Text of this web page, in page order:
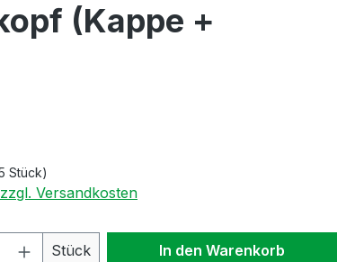
(Kappe +
Stück)
Versandkosten
Gib den gewünschten Wert
Stück In den Warenkorb